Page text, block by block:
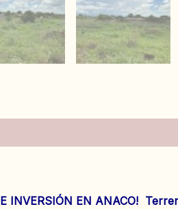
INVERSIÓN EN ANACO!